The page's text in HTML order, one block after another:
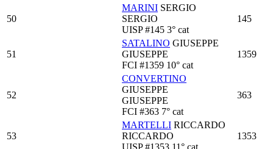
50
MARINI SERGIO
SERGIO
UISP #145 3° cat
145
51
SATALINO GIUSEPPE
GIUSEPPE
FCI #1359 10° cat
1359
52
CONVERTINO
GIUSEPPE
GIUSEPPE
FCI #363 7° cat
363
53
MARTELLI RICCARDO
RICCARDO
UISP #1353 11° cat
1353